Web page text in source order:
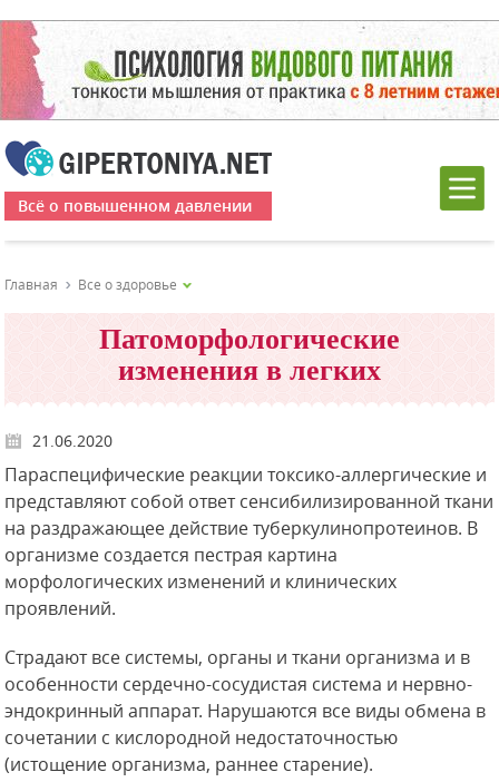
Всё о повышенном давлении
Главная Все о здоровье
Патоморфологические
изменения в легких
21.06.2020
Параспецифические реакции токсико-аллергические и
представляют собой ответ сенсибилизированной ткани
на раздражающее действие туберкулинопротеинов. В
организме создается пестрая картина
морфологических изменений и клинических
проявлений.
Страдают все системы, органы и ткани организма и в
особенности сердечно-сосудистая система и нервно-
эндокринный аппарат. Нарушаются все виды обмена в
сочетании с кислородной недостаточностью
(истощение организма, раннее старение).